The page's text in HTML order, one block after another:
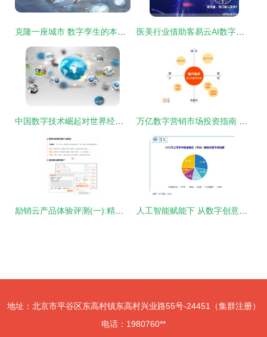
地址：北京市平谷区东高村镇东高村兴业路55号-24451（集群注册）
电话：1980760**